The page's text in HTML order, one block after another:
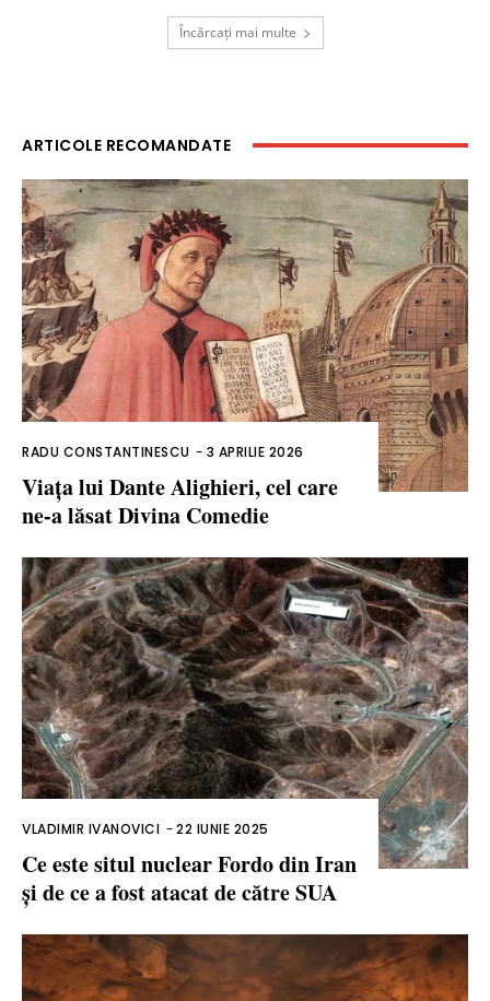
Încărcați mai multe
ARTICOLE RECOMANDATE
RADU CONSTANTINESCU - 3 APRILIE 2026
Viața lui Dante Alighieri, cel care
ne-a lăsat Divina Comedie
VLADIMIR IVANOVICI -22 IUNIE 2025
Ce este situl nuclear Fordo din Iran
și de ce a fost atacat de către SUA